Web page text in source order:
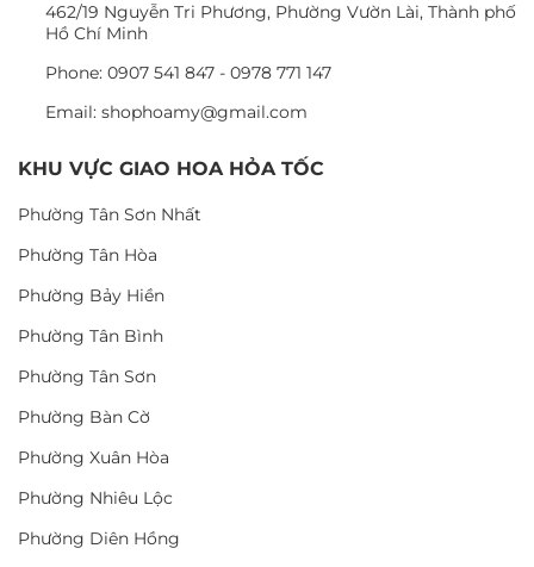
462/19 Nguyễn Tri Phương, Phường Vườn Lài, Thành phố
Hồ Chí Minh
Phone: 0907 541 847 - 0978 771 147
Email: shophoamy@gmail.com
KHU VỰC GIAO HOA HỎA TỐC
Phường Tân Sơn Nhất
Phường Tân Hòa
Phường Bảy Hiền
Phường Tân Bình
Phường Tân Sơn
Phường Bàn Cờ
Phường Xuân Hòa
Phường Nhiêu Lộc
Phường Diên Hồng